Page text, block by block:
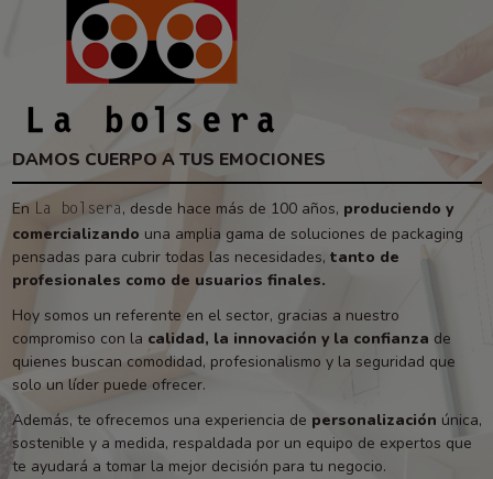
DAMOS CUERPO A TUS EMOCIONES
En La bolsera , desde hace más de 100 años, produciendo y
comercializando una amplia gama de soluciones de packaging
pensadas para cubrir todas las necesidades, tanto de
profesionales como de usuarios finales.
Hoy somos un referente en el sector, gracias a nuestro
compromiso con la calidad, la innovación y la confianza de
quienes buscan comodidad, profesionalismo y la seguridad que
solo un líder puede ofrecer.
Además, te ofrecemos una experiencia de personalización única,
sostenible y a medida, respaldada por un equipo de expertos que
te ayudará a tomar la mejor decisión para tu negocio.